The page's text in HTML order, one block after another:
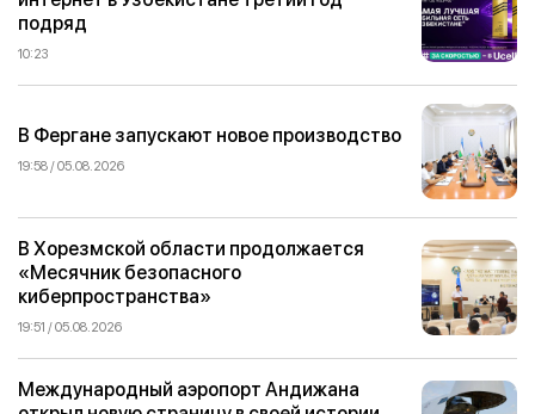
подряд
10:23
В Фергане запускают новое производство
19:58 / 05.08.2026
В Хорезмской области продолжается
«Месячник безопасного
киберпространства»
19:51 / 05.08.2026
Международный аэропорт Андижана